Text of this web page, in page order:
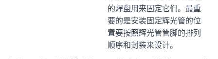
的焊盘用来固定它们。最重
要的是安装固定辉光管的位
置要按照辉光管管脚的排列
顺序和封装来设计。